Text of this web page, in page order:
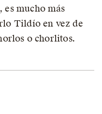
es mucho más
Tildío en vez de
o chorlitos.